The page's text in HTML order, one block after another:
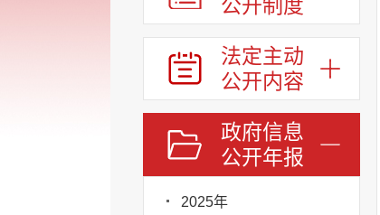
公开制度
法定主动
公开内容
政府信息
公开年报
2025年